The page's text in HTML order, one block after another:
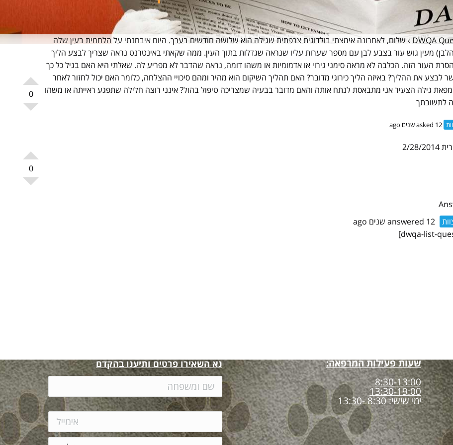
DWQA
›שלום, לאחרונה אימצתי בולדוגית צרפתית שגילה הוא שלושה חודשים בערך. היום איבחנתי על הלחמית בעין שלה
מעין גוש עור בצבע לבן עם מספר שערות עליו שנראה שגדלות בתוך העין. ממה שקאתי באינטרנט נראה שצריך לבצע הליך
העור הזה. הכלבה לא מראה סימני גירוי או אדמומיות או משהו דומה, נראה שהדבר לא מפריע לה. שאלתי היא האם בגיל כל כך
לבצע את ההליך? באיזה הליך כירוגי מדובר? האם תהליך השיקום הוא מהיר ומהם סיכויי ההצלחה, כלומר האם יכול לחזור לאחר
גילה הצעיר אני מתבאסת לנתח אותה והאם מדובר בבעיה שמצריכה טיפול בהול? אינני רוצה חלילה שתפגע ראייתה או משהו
לתשובתך
0
2014
0
שעות פעילות המרפאה:
8:30-13:00
13:30-19:00
ימי שישי: 8:30 -13:30
נא השאירו פרטים ותיענו בהקדם